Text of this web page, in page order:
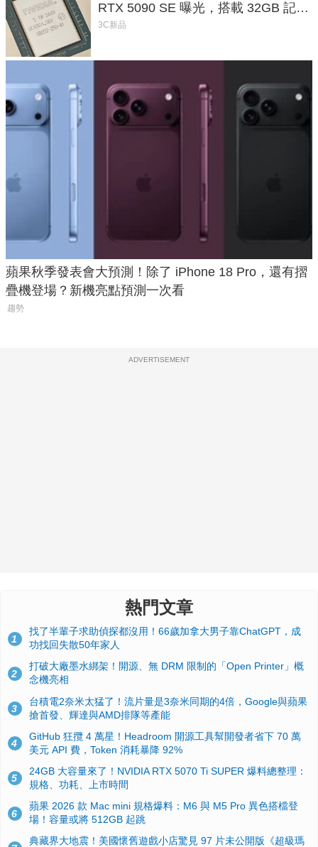
RTX 5090 SE 曝光，搭載 32GB 記憶
體
3C新品
蘋果秋季發表會大預測！除了 iPhone 18 Pro，還有摺
疊機登場？新機亮點預測一次看
趨勢
ADVERTISEMENT
熱門文章
1
找了半輩子求助偵探都沒用！66歲加拿大男子靠ChatGPT，成
功找回失散50年家人
2
打破大廠墨水綁架！開源、無 DRM 限制的「Open Printer」概
念機亮相
3
台積電2奈米太猛了！流片量是3奈米同期的4倍，Google與蘋果
搶首發、輝達與AMD排隊等產能
4
GitHub 狂攬 4 萬星！Headroom 開源工具幫開發者省下 70 萬
美元 API 費，Token 消耗暴降 92%
5
24GB 大容量來了！NVIDIA RTX 5070 Ti SUPER 爆料總整理：
規格、功耗、上市時間
6
蘋果 2026 款 Mac mini 規格爆料：M6 與 M5 Pro 異色搭檔登
場！容量或將 512GB 起跳
典藏界大地震！美國懷舊遊戲小店驚見 97 片未公開版《超級瑪